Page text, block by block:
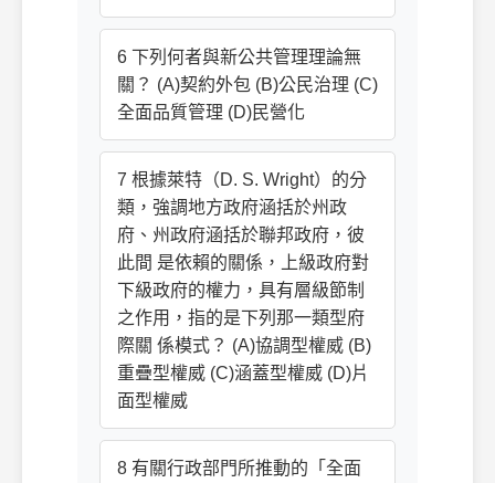
6 下列何者與新公共管理理論無
關？ (A)契約外包 (B)公民治理 (C)
全面品質管理 (D)民營化
7 根據萊特（D. S. Wright）的分
類，強調地方政府涵括於州政
府、州政府涵括於聯邦政府，彼
此間 是依賴的關係，上級政府對
下級政府的權力，具有層級節制
之作用，指的是下列那一類型府
際關 係模式？ (A)協調型權威 (B)
重疊型權威 (C)涵蓋型權威 (D)片
面型權威
8 有關行政部門所推動的「全面